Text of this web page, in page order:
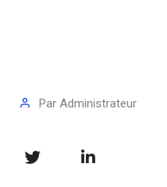
Par Administrateur